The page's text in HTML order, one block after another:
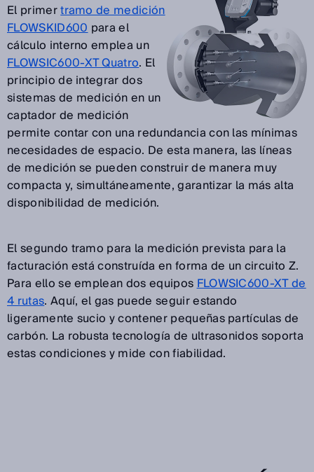
El primertramo de medición
FLOWSKID600para el
cálculo interno emplea un
FLOWSIC600-XT Quatro. El
principio de integrar dos
sistemas de medición en un
captador de medición
permite contar con una redundancia con las mínimas
necesidades de espacio. De esta manera, las líneas
de medición se pueden construir de manera muy
compacta y, simultáneamente, garantizar la más alta
disponibilidad de medición.
El segundo tramo para la medición prevista para la
facturación está construída en forma de un circuito Z.
Para ello se emplean dos equiposFLOWSIC600-XT de
4 rutas. Aquí, el gas puede seguir estando
ligeramente sucio y contener pequeñas partículas de
carbón. La robusta tecnología de ultrasonidos soporta
estas condiciones y mide con fiabilidad.